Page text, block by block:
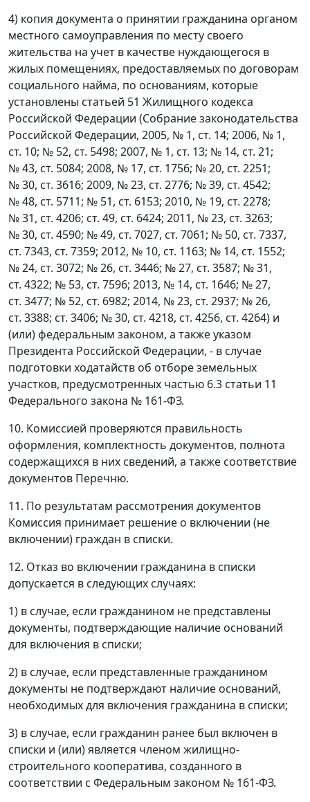
4) копия документа о принятии гражданина органом
местного самоуправления по месту своего
жительства на учет в качестве нуждающегося в
жилых помещениях, предоставляемых по договорам
социального найма, по основаниям, которые
установлены статьей 51 Жилищного кодекса
Российской Федерации (Собрание законодательства
Российской Федерации, 2005, № 1, ст. 14; 2006, № 1,
ст. 10; № 52, ст. 5498; 2007, № 1, ст. 13; № 14, ст. 21;
№ 43, ст. 5084; 2008, № 17, ст. 1756; № 20, ст. 2251;
№ 30, ст. 3616; 2009, № 23, ст. 2776; № 39, ст. 4542;
№ 48, ст. 5711; № 51, ст. 6153; 2010, № 19, ст. 2278;
№ 31, ст. 4206; ст. 49, ст. 6424; 2011, № 23, ст. 3263;
№ 30, ст. 4590; № 49, ст. 7027, ст. 7061; № 50, ст. 7337,
ст. 7343, ст. 7359; 2012, № 10, ст. 1163; № 14, ст. 1552;
№ 24, ст. 3072; № 26, ст. 3446; № 27, ст. 3587; № 31,
ст. 4322; № 53, ст. 7596; 2013, № 14, ст. 1646; № 27,
ст. 3477; № 52, ст. 6982; 2014, № 23, ст. 2937; № 26,
ст. 3388; ст. 3406; № 30, ст. 4218, ст. 4256, ст. 4264) и
(или) федеральным законом, а также указом
Президента Российской Федерации, - в случае
подготовки ходатайств об отборе земельных
участков, предусмотренных частью 6.3 статьи 11
Федерального закона № 161-ФЗ.
10. Комиссией проверяются правильность
оформления, комплектность документов, полнота
содержащихся в них сведений, а также соответствие
документов Перечню.
11. По результатам рассмотрения документов
Комиссия принимает решение о включении (не
включении) граждан в списки.
12. Отказ во включении гражданина в списки
допускается в следующих случаях:
1) в случае, если гражданином не представлены
документы, подтверждающие наличие оснований
для включения в списки;
2) в случае, если представленные гражданином
документы не подтверждают наличие оснований,
необходимых для включения гражданина в списки;
3) в случае, если гражданин ранее был включен в
списки и (или) является членом жилищно-
строительного кооператива, созданного в
соответствии с Федеральным законом № 161-ФЗ.